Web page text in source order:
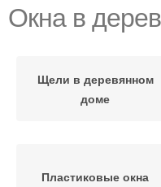
Окна в
Щели в деревянном
доме
Пластиковые окна